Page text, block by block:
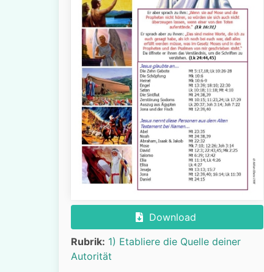
Download
Rubrik: 1) Etabliere die Quelle deiner
Autorität